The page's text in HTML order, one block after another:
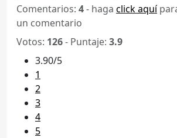
Comentarios: 4- haga click aquí
un comentario
Votos: 126- Puntaje: 3.9
3.90/5
1
2
3
4
5